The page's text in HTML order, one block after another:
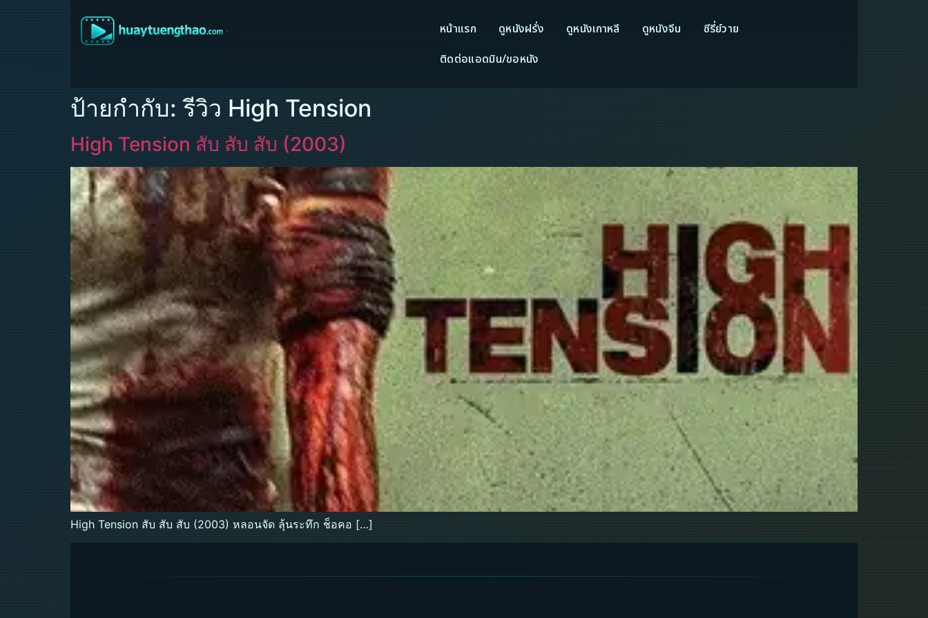
หน้าแรก ดูหนังฝรั่ง ดูหนังเกาหลี ดูหนังจีน
ซีรี่ย์วาย
ติดต่อแอดมิน/ขอหนัง
ป้ายกำกับ:รีวิว High Tension
High Tension สับ สับ สับ (2003)
High Tension สับ สับ สับ (2003) หลอนจัด ลุ้นระทึก ช็อคอ […]